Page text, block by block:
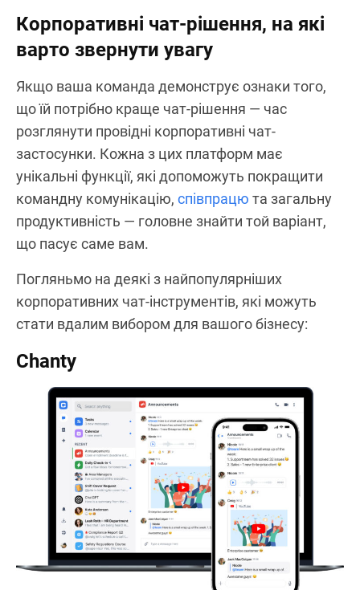
Корпоративні чат-рішення, на які
варто звернути увагу
Якщо ваша команда демонструє ознаки того,
що їй потрібно краще чат-рішення — час
розглянути провідні корпоративні чат-
застосунки. Кожна з цих платформ має
унікальні функції, які допоможуть покращити
командну комунікацію, співпрацю та загальну
продуктивність — головне знайти той варіант,
що пасує саме вам.
Погляньмо на деякі з найпопулярніших
корпоративних чат-інструментів, які можуть
стати вдалим вибором для вашого бізнесу:
Chanty